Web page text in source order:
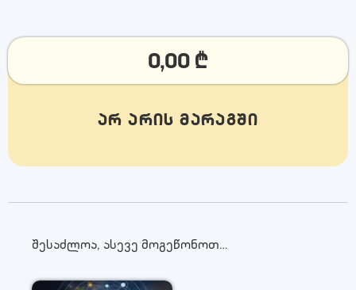
0,00 ₾
არ არის მარაგში
შესაძლოა, ასევე მოგეწონოთ…